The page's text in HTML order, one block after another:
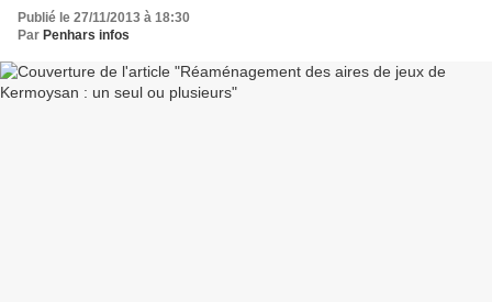
Publié le 27/11/2013 à 18:30
Par Penhars infos